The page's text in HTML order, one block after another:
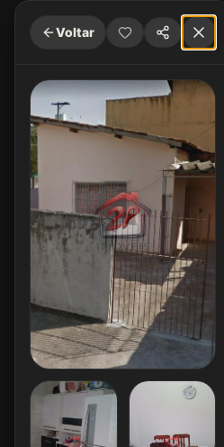
Voltar